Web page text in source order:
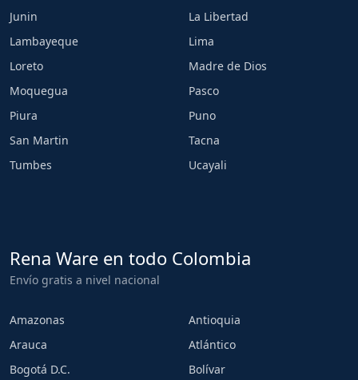
Junin
La Libertad
Lambayeque
Lima
Loreto
Madre de Dios
Moquegua
Pasco
Piura
Puno
San Martin
Tacna
Tumbes
Ucayali
Rena Ware en todo Colombia
Envío gratis a nivel nacional
Amazonas
Antioquia
Arauca
Atlántico
Bogotá D.C.
Bolívar